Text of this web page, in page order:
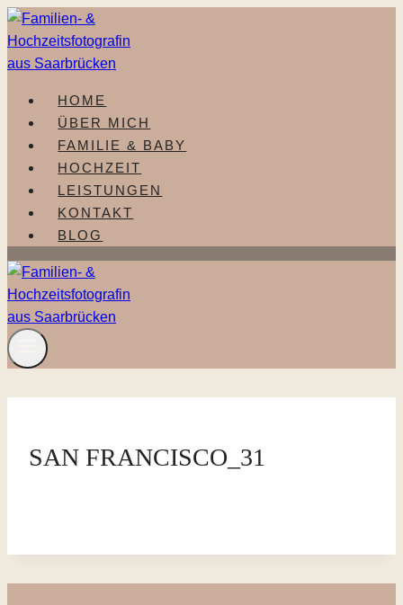
Zum
Inhalt
springen
HOME
ÜBER MICH
FAMILIE & BABY
HOCHZEIT
LEISTUNGEN
KONTAKT
BLOG
SAN FRANCISCO_31